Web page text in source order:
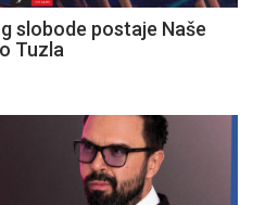
slobode postaje Naše
Tuzla